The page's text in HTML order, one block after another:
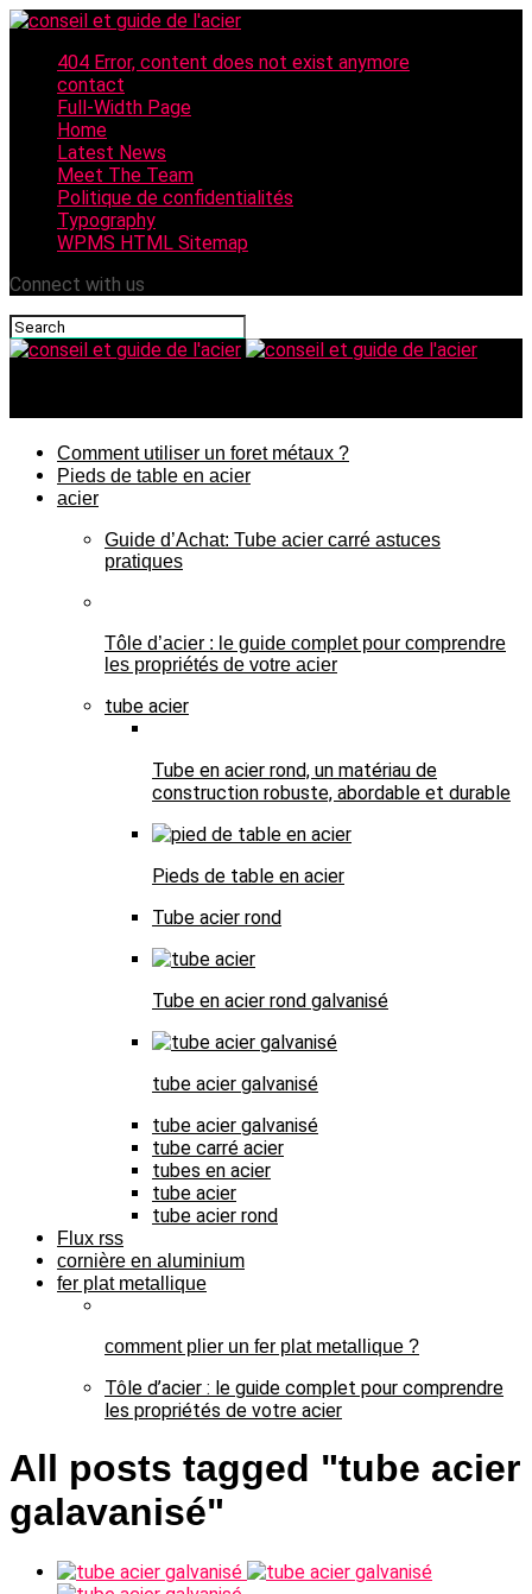
404 Error, content does not exist anymore
contact
Full-Width Page
Home
Latest News
Meet The Team
Politique de confidentialités
Typography
WPMS HTML Sitemap
Connect with us
Comment utiliser un foret métaux ?
Pieds de table en acier
acier
Guide d’Achat: Tube acier carré astuces
pratiques
Tôle d’acier : le guide complet pour comprendre
les propriétés de votre acier
tube acier
Tube en acier rond, un matériau de
construction robuste, abordable et durable
Pieds de table en acier
Tube acier rond
Tube en acier rond galvanisé
tube acier galvanisé
tube acier galvanisé
tube carré acier
tubes en acier
tube acier
tube acier rond
Flux rss
cornière en aluminium
fer plat metallique
comment plier un fer plat metallique ?
Tôle d’acier : le guide complet pour comprendre
les propriétés de votre acier
All posts tagged "tube acier
galavanisé"